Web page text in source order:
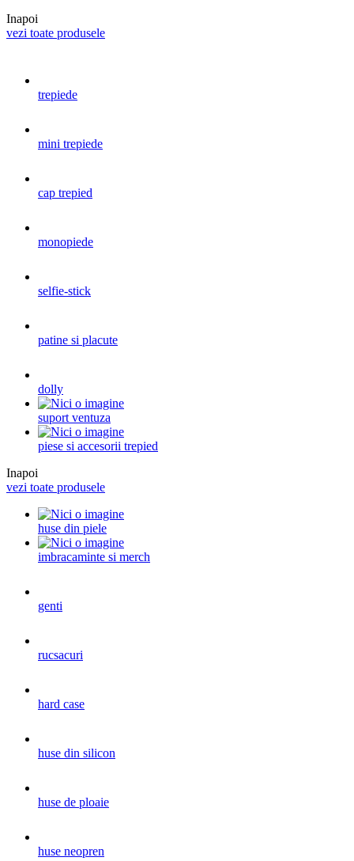
Inapoi
vezi toate produsele
trepiede
mini trepiede
cap trepied
monopiede
selfie-stick
patine si placute
dolly
suport ventuza
piese si accesorii trepied
Inapoi
vezi toate produsele
huse din piele
imbracaminte si merch
genti
rucsacuri
hard case
huse din silicon
huse de ploaie
huse neopren